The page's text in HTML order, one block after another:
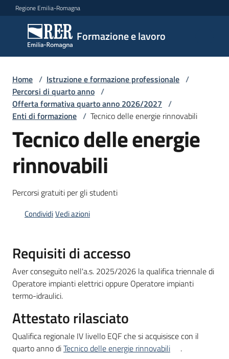
Vai al contenuto
Vai alla navigazione
Vai al footer
Regione Emilia-Romagna
Formazione e lavoro
Formazione
e lavoro
Argomenti
Novità
Servizi
Leggi
Piani
Programmi
Progetti
Home / Istruzione e formazione professionale /
Percorsi di quarto anno /
Offerta formativa quarto anno 2026/2027 /
Enti di formazione / Tecnico delle energie rinnovabili
Tecnico delle energie
rinnovabili
Percorsi gratuiti per gli studenti
CondividiVedi azioni
Requisiti di accesso
Aver conseguito nell'a.s. 2025/2026 la qualifica triennale di
Operatore impianti elettrici oppure Operatore impianti
termo-idraulici.
Attestato rilasciato
Qualifica regionale IV livello EQF che si acquisisce con il
quarto anno diTecnico delle energie rinnovabili .